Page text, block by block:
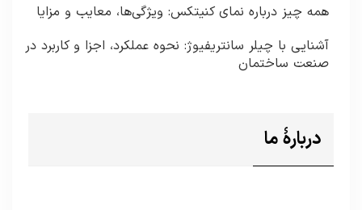
همه چیز درباره نمای کنیتکس: ویژگی‌ها، معایب و مزایا
آشنایی با چیلر سانتریفیوژ: نحوه عملکرد، اجزا و کاربرد در
صنعت ساختمان
دربارۀ ما